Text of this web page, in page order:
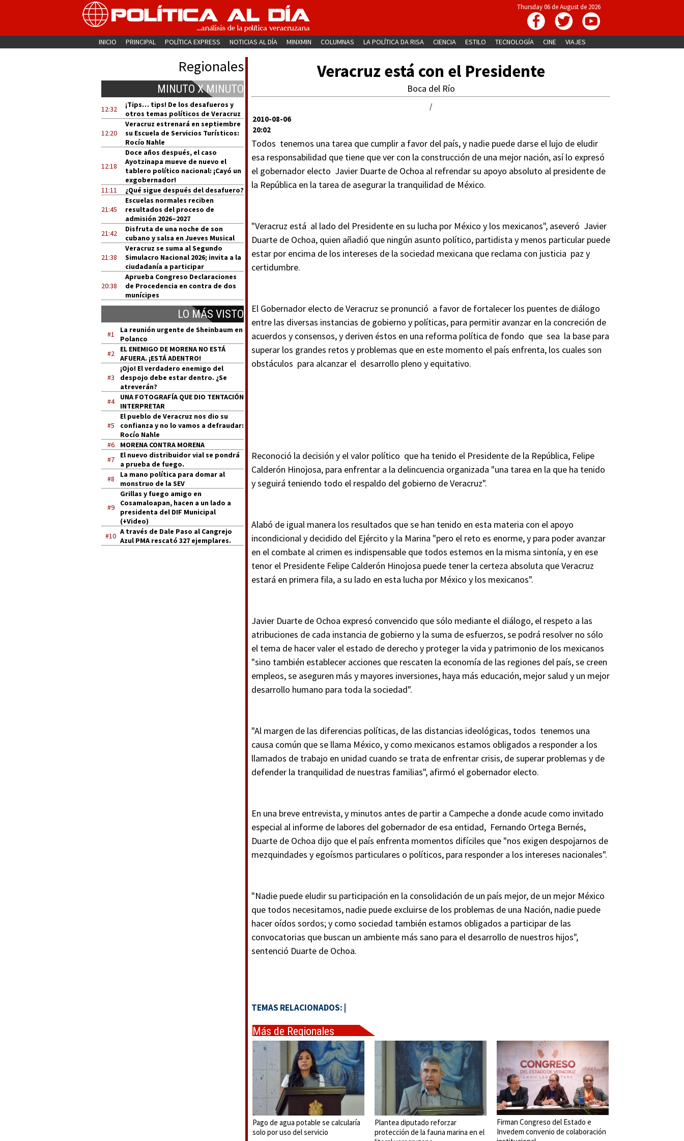
Thursday 06 de August de 2026
INICIO PRINCIPAL POLÍTICA EXPRESS NOTICIAS AL DÍA MINXMIN COLUMNAS LA POLÍTICA DA RISA CIENCIA ESTILO TECNOLOGÍA CINE VIAJES
Regionales
MINUTO X MINUTO
12:32
¡Tips… tips! De los desafueros y
otros temas políticos de Veracruz
12:20
Veracruz estrenará en septiembre
su Escuela de Servicios Turísticos:
Rocío Nahle
12:18
Doce años después, el caso
Ayotzinapa mueve de nuevo el
tablero político nacional: ¡Cayó un
exgobernador!
11:11
¿Qué sigue después del desafuero?
21:45
Escuelas normales reciben
resultados del proceso de
admisión 2026–2027
21:42
Disfruta de una noche de son
cubano y salsa en Jueves Musical
21:38
Veracruz se suma al Segundo
Simulacro Nacional 2026; invita a la
ciudadanía a participar
20:38
Aprueba Congreso Declaraciones
de Procedencia en contra de dos
munícipes
LO MÁS VISTO
#1
La reunión urgente de Sheinbaum en
Polanco
#2
EL ENEMIGO DE MORENA NO ESTÁ
AFUERA. ¡ESTÁ ADENTRO!
#3
¡Ojo! El verdadero enemigo del
despojo debe estar dentro. ¿Se
atreverán?
#4
UNA FOTOGRAFÍA QUE DIO TENTACIÓN
INTERPRETAR
#5
El pueblo de Veracruz nos dio su
confianza y no lo vamos a defraudar:
Rocío Nahle
#6
MORENA CONTRA MORENA
#7
El nuevo distribuidor vial se pondrá
a prueba de fuego.
#8
La mano política para domar al
monstruo de la SEV
#9
Grillas y fuego amigo en
Cosamaloapan, hacen a un lado a
presidenta del DIF Municipal
(+Video)
#10 A través de Dale Paso al Cangrejo
Azul PMA rescató 327 ejemplares.
Veracruz está con el Presidente
Boca del Río
/
2010-08-06
20:02
Todos tenemos una tarea que cumplir a favor del país, y nadie puede darse el lujo de eludir
esa responsabilidad que tiene que ver con la construcción de una mejor nación, así lo expresó
el gobernador electo Javier Duarte de Ochoa al refrendar su apoyo absoluto al presidente de
la República en la tarea de asegurar la tranquilidad de México.
"Veracruz está al lado del Presidente en su lucha por México y los mexicanos", aseveró Javier
Duarte de Ochoa, quien añadió que ningún asunto político, partidista y menos particular puede
estar por encima de los intereses de la sociedad mexicana que reclama con justicia paz y
certidumbre.
El Gobernador electo de Veracruz se pronunció a favor de fortalecer los puentes de diálogo
entre las diversas instancias de gobierno y políticas, para permitir avanzar en la concreción de
acuerdos y consensos, y deriven éstos en una reforma política de fondo que sea la base para
superar los grandes retos y problemas que en este momento el país enfrenta, los cuales son
obstáculos para alcanzar el desarrollo pleno y equitativo.
Reconoció la decisión y el valor político que ha tenido el Presidente de la República, Felipe
Calderón Hinojosa, para enfrentar a la delincuencia organizada "una tarea en la que ha tenido
y seguirá teniendo todo el respaldo del gobierno de Veracruz".
Alabó de igual manera los resultados que se han tenido en esta materia con el apoyo
incondicional y decidido del Ejército y la Marina "pero el reto es enorme, y para poder avanzar
en el combate al crimen es indispensable que todos estemos en la misma sintonía, y en ese
tenor el Presidente Felipe Calderón Hinojosa puede tener la certeza absoluta que Veracruz
estará en primera fila, a su lado en esta lucha por México y los mexicanos".
Javier Duarte de Ochoa expresó convencido que sólo mediante el diálogo, el respeto a las
atribuciones de cada instancia de gobierno y la suma de esfuerzos, se podrá resolver no sólo
el tema de hacer valer el estado de derecho y proteger la vida y patrimonio de los mexicanos
"sino también establecer acciones que rescaten la economía de las regiones del país, se creen
empleos, se aseguren más y mayores inversiones, haya más educación, mejor salud y un mejor
desarrollo humano para toda la sociedad".
"Al margen de las diferencias políticas, de las distancias ideológicas, todos tenemos una
causa común que se llama México, y como mexicanos estamos obligados a responder a los
llamados de trabajo en unidad cuando se trata de enfrentar crisis, de superar problemas y de
defender la tranquilidad de nuestras familias", afirmó el gobernador electo.
En una breve entrevista, y minutos antes de partir a Campeche a donde acude como invitado
especial al informe de labores del gobernador de esa entidad, Fernando Ortega Bernés,
Duarte de Ochoa dijo que el país enfrenta momentos difíciles que "nos exigen despojarnos de
mezquindades y egoísmos particulares o políticos, para responder a los intereses nacionales".
"Nadie puede eludir su participación en la consolidación de un país mejor, de un mejor México
que todos necesitamos, nadie puede excluirse de los problemas de una Nación, nadie puede
hacer oídos sordos; y como sociedad también estamos obligados a participar de las
convocatorias que buscan un ambiente más sano para el desarrollo de nuestros hijos",
sentenció Duarte de Ochoa.
TEMAS RELACIONADOS:
Más de Regionales
Pago de agua potable se calcularía
solo por uso del servicio
Plantea diputado reforzar
protección de la fauna marina en el
Firman Congreso del Estado e
Invedem convenio de colaboración